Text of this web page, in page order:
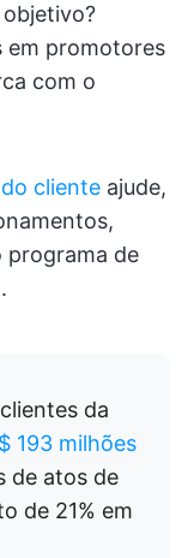
em promotores
com o
cliente ajude,
programa de
da
193 milhões
de atos de
de 21% em